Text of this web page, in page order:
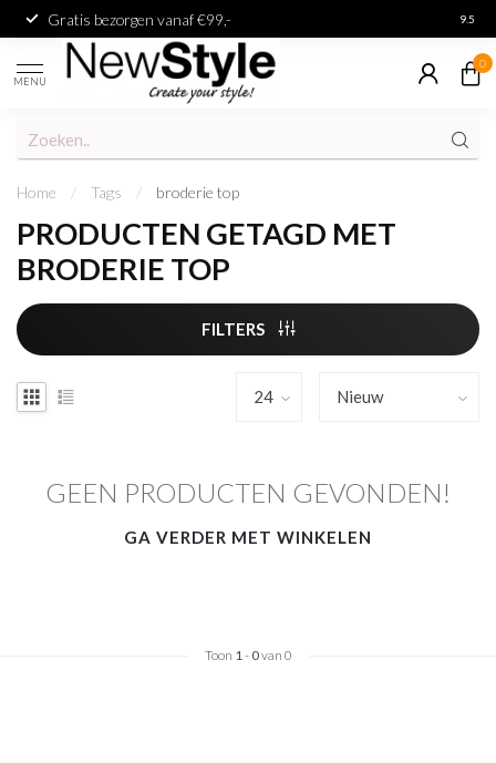
Gratis bezorgen vanaf €99,- 9.5
MENU
0
Home / Tags / broderie top
PRODUCTEN GETAGD MET
BRODERIE TOP
FILTERS
GEEN PRODUCTEN GEVONDEN!
GA VERDER MET WINKELEN
Toon 1- 0van 0